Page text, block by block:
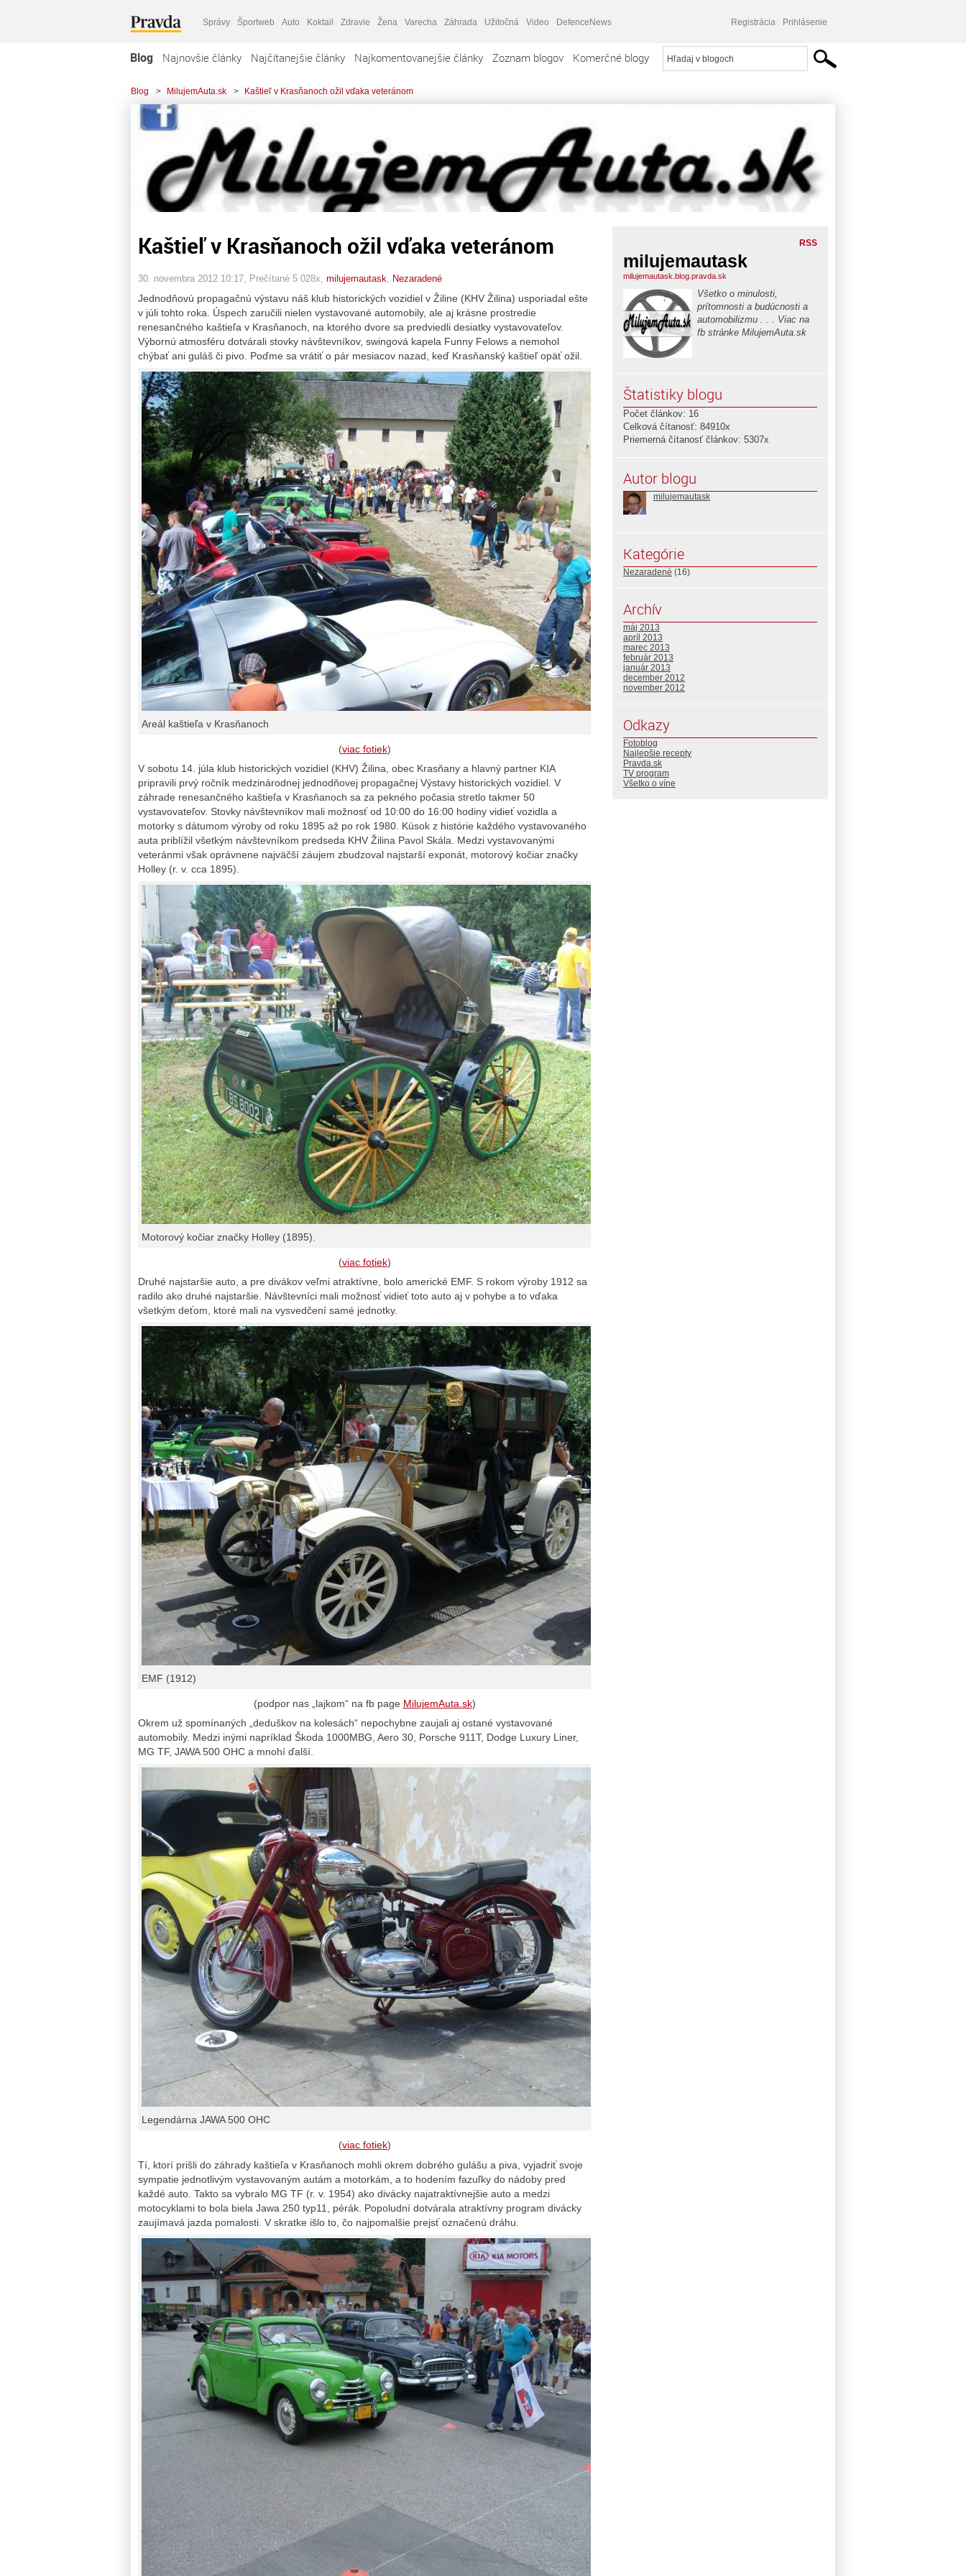
Správy Športweb Auto Koktail Zdravie Žena Varecha Záhrada Užitočná Video DefenceNews Registrácia Prihlásenie
Blog Najnovšie články Najčítanejšie články Najkomentovanejšie články Zoznam blogov Komerčné blogy
Blog > MilujemAuta.sk > Kaštieľ v Krasňanoch ožil vďaka veteránom
Kaštieľ v Krasňanoch ožil vďaka veteránom
30. novembra 2012 10:17 , Prečítané 5 028x, milujemautask Nezaradené
Jednodňovú propagačnú výstavu náš klub historických vozidiel v Žiline (KHV Žilina) usporiadal ešte
v júli tohto roka. Úspech zaručili nielen vystavované automobily, ale aj krásne prostredie
renesančného kaštieľa v Krasňanoch, na ktorého dvore sa predviedli desiatky vystavovateľov.
Výbornú atmosféru dotvárali stovky návštevníkov, swingová kapela Funny Felows a nemohol
chýbať ani guláš či pivo. Poďme sa vrátiť o pár mesiacov nazad, keď Krasňanský kaštieľ opäť ožil.
Areál kaštieľa v Krasňanoch
(viac fotiek)
V sobotu 14. júla klub historických vozidiel (KHV) Žilina, obec Krasňany a hlavný partner KIA
pripravili prvý ročník medzinárodnej jednodňovej propagačnej Výstavy historických vozidiel. V
záhrade renesančného kaštieľa v Krasňanoch sa za pekného počasia stretlo takmer 50
vystavovateľov. Stovky návštevníkov mali možnosť od 10:00 do 16:00 hodiny vidieť vozidla a
motorky s dátumom výroby od roku 1895 až po rok 1980. Kúsok z histórie každého vystavovaného
auta priblížil všetkým návštevníkom predseda KHV Žilina Pavol Skála. Medzi vystavovanými
veteránmi však oprávnene najväčší záujem zbudzoval najstarší exponát, motorový kočiar značky
Holley (r. v. cca 1895).
Motorový kočiar značky Holley (1895).
(viac fotiek)
Druhé najstaršie auto, a pre divákov veľmi atraktívne, bolo americké EMF. S rokom výroby 1912 sa
radilo ako druhé najstaršie. Návštevníci mali možnosť vidieť toto auto aj v pohybe a to vďaka
všetkým deťom, ktoré mali na vysvedčení samé jednotky.
EMF (1912)
(podpor nas „lajkom“ na fb page MilujemAuta.sk)
Okrem už spomínaných „deduškov na kolesách“ nepochybne zaujali aj ostané vystavované
automobily. Medzi inými napríklad Škoda 1000MBG, Aero 30, Porsche 911T, Dodge Luxury Liner,
MG TF, JAWA 500 OHC a mnohí ďalší.
Legendárna JAWA 500 OHC
(viac fotiek)
Tí, ktorí prišli do záhrady kaštieľa v Krasňanoch mohli okrem dobrého gulášu a piva, vyjadriť svoje
sympatie jednotlivým vystavovaným autám a motorkám, a to hodením fazuľky do nádoby pred
každé auto. Takto sa vybralo MG TF (r. v. 1954) ako divácky najatraktívnejšie auto a medzi
motocyklami to bola biela Jawa 250 typ11, pérák. Popoludní dotvárala atraktívny program divácky
zaujímavá jazda pomalosti. V skratke išlo to, čo najpomalšie prejsť označenú dráhu.
RSS
milujemautask
milujemautask.blog.pravda.sk
Všetko o minulosti,
prítomnosti a budúcnosti a
automobilizmu . . . Viac na
fb stránke MilujemAuta.sk
Štatistiky blogu
Počet článkov: 16
Celková čítanosť: 84910x
Priemerná čítanosť článkov: 5307x
Autor blogu
milujemautask
Kategórie
Nezaradené (16)
Archív
máj 2013
apríl 2013
marec 2013
február 2013
január 2013
december 2012
november 2012
Odkazy
Fotoblog
Najlepšie recepty
Pravda.sk
TV program
Všetko o víne